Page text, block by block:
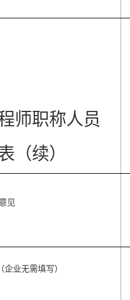
师职称人员
（续）
见
业无需填写）